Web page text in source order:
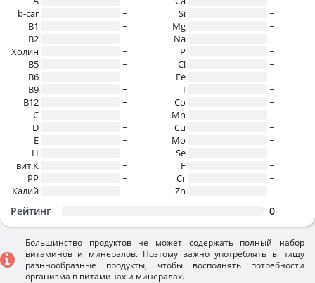
b-car
~
В1
~
B2
~
Холин
~
B5
~
B6
~
B9
~
B12
~
C
~
D
~
E
~
H
~
вит.К
~
PP
~
Калий
~
Si
~
Mg
~
Na
~
P
~
Cl
~
Fe
~
I
~
Co
~
Mn
~
Cu
~
Mo
~
Se
~
F
~
Cr
~
Zn
~
Рейтинг 0
Большинство продуктов не может содержать полный набор
витаминов и минералов. Поэтому важно употреблять в пищу
разннообразные продукты, чтобы восполнять потребности
организма в витаминах и минералах.